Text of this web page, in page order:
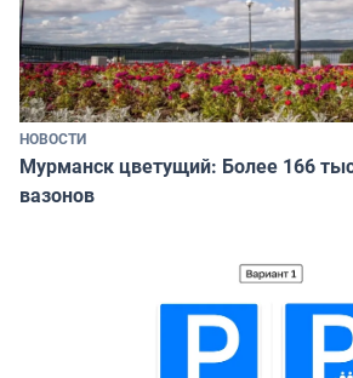
НОВОСТИ
Мурманск цветущий: Более 166
вазонов